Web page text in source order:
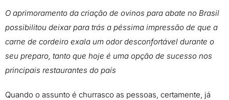
O aprimoramento da criação de ovinos para abate no Brasil
possibilitou deixar para trás a péssima impressão de que a
carne de cordeiro exala um odor desconfortável durante o
seu preparo, tanto que hoje é uma opção de sucesso nos
principais restaurantes do país
Quando o assunto é churrasco as pessoas, certamente, já